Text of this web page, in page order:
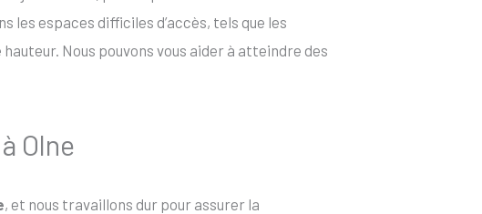
les espaces difficiles d’accès, tels que les
Nous pouvons vous aider à atteindre des
Olne
, et nous travaillons dur pour assurer la